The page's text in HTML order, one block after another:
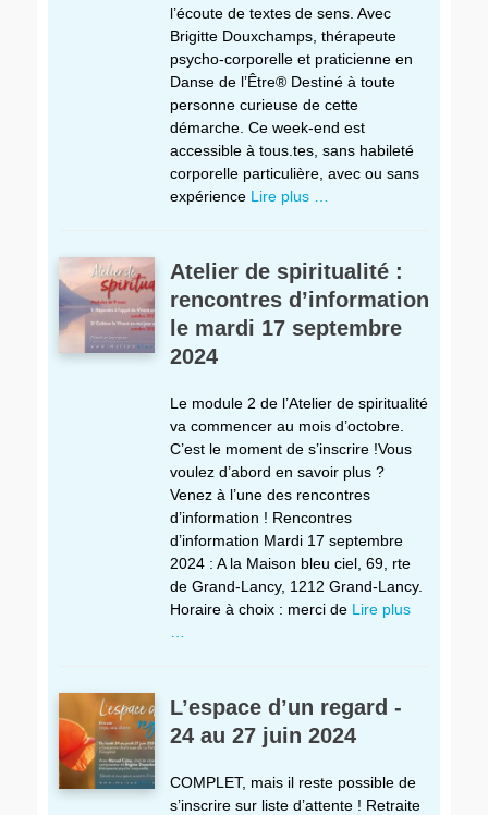
l’écoute de textes de sens. Avec
Brigitte Douxchamps, thérapeute
psycho-corporelle et praticienne en
Danse de l’Être® Destiné à toute
personne curieuse de cette
démarche. Ce week-end est
accessible à tous.tes, sans habileté
corporelle particulière, avec ou sans
expérience Lire plus …
Atelier de spiritualité :
rencontres d’information
le mardi 17 septembre
2024
Le module 2 de l’Atelier de spiritualité
va commencer au mois d’octobre.
C’est le moment de s’inscrire !Vous
voulez d’abord en savoir plus ?
Venez à l’une des rencontres
d’information ! Rencontres
d’information Mardi 17 septembre
2024 : A la Maison bleu ciel, 69, rte
de Grand-Lancy, 1212 Grand-Lancy.
Horaire à choix : merci de Lire plus
L’espace d’un regard -
24 au 27 juin 2024
COMPLET, mais il reste possible de
s’inscrire sur liste d’attente ! Retraite